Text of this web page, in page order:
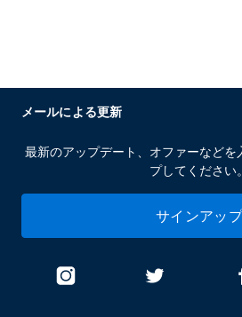
メールによる更新
最新のアップデート、オファーなどを
プしてください。
サインアップ